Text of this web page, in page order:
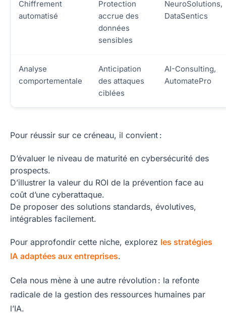
Chiffrement
automatisé
Protection
accrue des
données
sensibles
NeuroSolutions,
DataSentics
Analyse
comportementale
Anticipation
des attaques
ciblées
AI-Consulting,
AutomatePro
Pour réussir sur ce créneau, il convient :
D’évaluer le niveau de maturité en cybersécurité des
prospects.
D’illustrer la valeur du ROI de la prévention face au
coût d’une cyberattaque.
De proposer des solutions standards, évolutives,
intégrables facilement.
Pour approfondir cette niche, explorez les stratégies
IA adaptées aux entreprises.
Cela nous mène à une autre révolution : la refonte
radicale de la gestion des ressources humaines par
l’IA.